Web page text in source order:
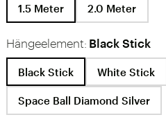
1.5 Meter 2.0 Meter
Hängeelement: Black Stick
Black Stick White Stick
Space Ball Diamond Silver